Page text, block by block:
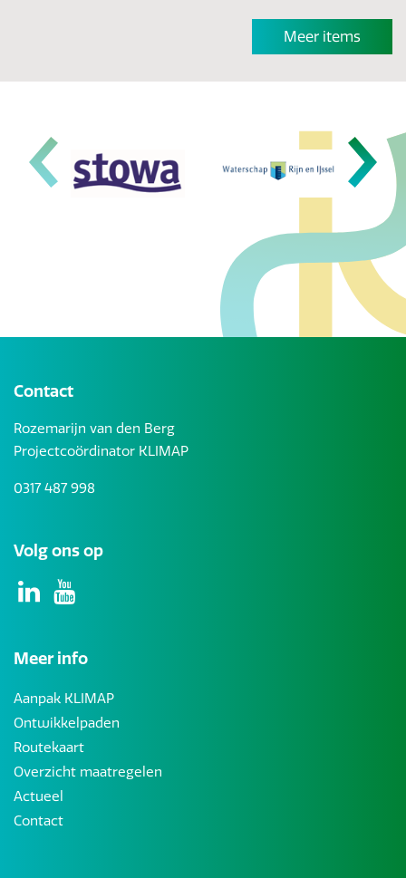
Meer items
Contact
Rozemarijn van den Berg
Projectcoördinator KLIMAP
0317 487 998
Volg ons op
Meer info
Aanpak KLIMAP
Ontwikkelpaden
Routekaart
Overzicht maatregelen
Actueel
Contact